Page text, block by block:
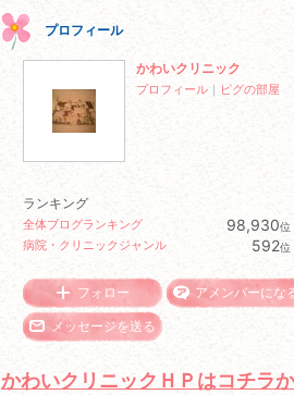
プロフィール
かわいクリニック
プロフィール ｜ ピグの部屋
ランキング
全体ブログランキング 98,930位
病院・クリニックジャンル 592位
フォロー アメンバーにな
メッセージを送る
かわいクリニックＨＰはコチラ